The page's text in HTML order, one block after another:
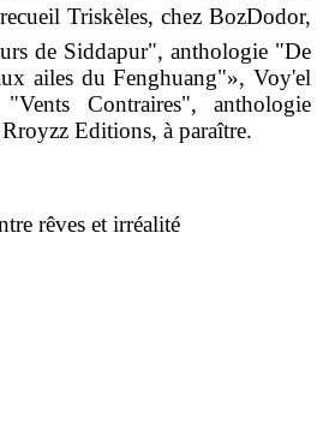
Triskèles, chez BozDodor,
de Siddapur", anthologie "De
ailes du Fenghuang"», Voy'el
Contraires", anthologie
Editions, à paraître.
rêves et irréalité